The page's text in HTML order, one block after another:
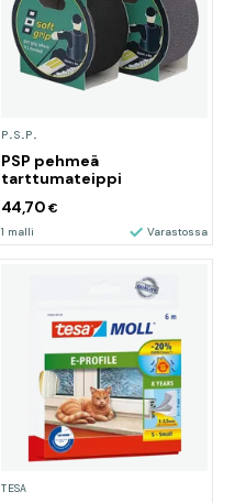
P.S.P.
PSP pehmeä
tarttumateippi
44,70 €
1 malli Varastossa
TESA